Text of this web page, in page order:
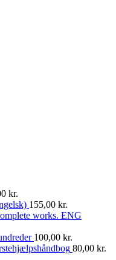
kr.
155,00 kr.
works. ENG
100,00 kr.
80,00 kr.